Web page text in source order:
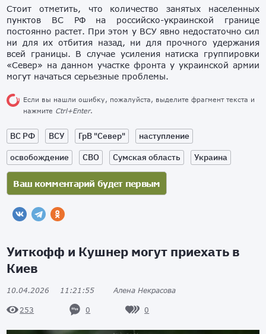
Стоит отметить, что количество занятых населенных
пунктов ВС РФ на российско-украинской границе
постоянно растет. При этом у ВСУ явно недостаточно сил
ни для их отбития назад, ни для прочного удержания
всей границы. В случае усиления натиска группировки
«Север» на данном участке фронта у украинской армии
могут начаться серьезные проблемы.
Если вы нашли ошибку, пожалуйста, выделите фрагмент текста и
нажмите Ctrl+Enter.
ВС РФ ВСУ ГрВ "Север"
наступление
освобождение
СВО Сумская область Украина
Уиткофф и Кушнер могут приехать в
Киев
10.04.2026 11:21:55 Алена Некрасова
253 0 0